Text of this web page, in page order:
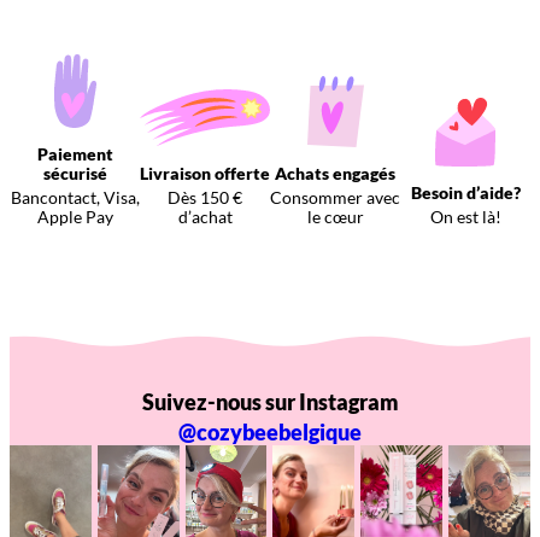
Paiement
sécurisé
Bancontact, Visa,
Apple Pay
Livraison offerte
Dès 150 €
d’achat
Achats engagés
Consommer avec
le cœur
Besoin d’aide?
On est là!
Suivez-nous sur Instagram
@cozybeebelgique